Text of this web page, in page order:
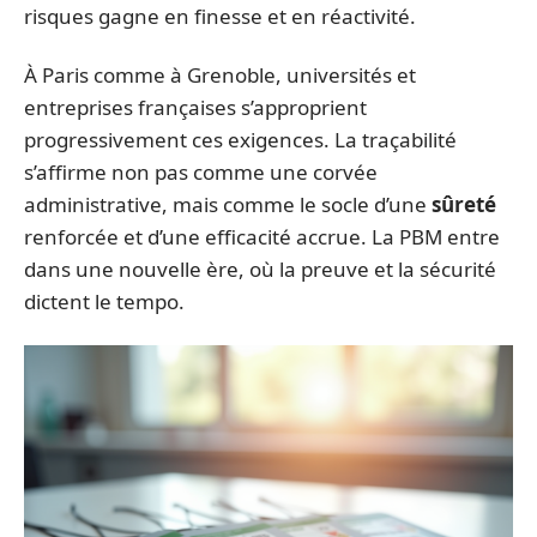
risques gagne en finesse et en réactivité.
À Paris comme à Grenoble, universités et
entreprises françaises s’approprient
progressivement ces exigences. La traçabilité
s’affirme non pas comme une corvée
administrative, mais comme le socle d’une sûreté
renforcée et d’une efficacité accrue. La PBM entre
dans une nouvelle ère, où la preuve et la sécurité
dictent le tempo.